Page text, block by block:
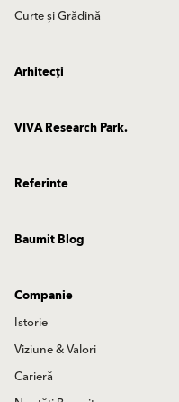
Curte și Grădină
Arhitecți
VIVA Research Park.
Referinte
Baumit Blog
Companie
Istorie
Viziune & Valori
Carieră